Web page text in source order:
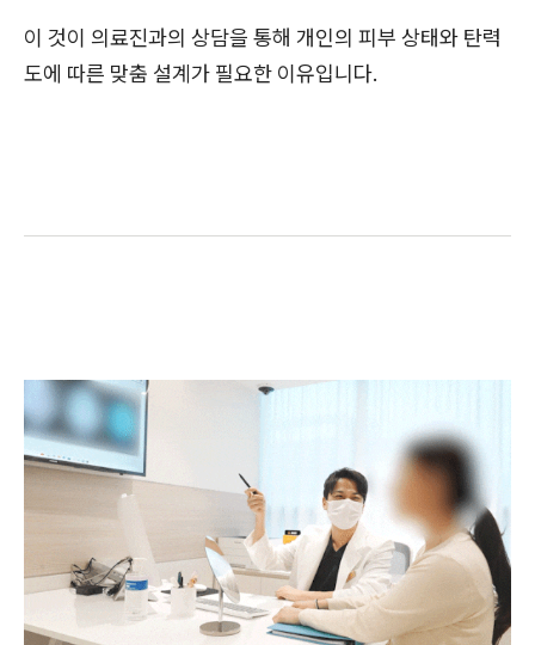
이 것이 의료진과의 상담을 통해 개인의 피부 상태와 탄력
도에 따른 맞춤 설계가 필요한 이유입니다.